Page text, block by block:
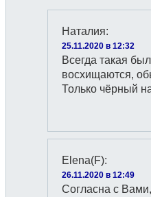
Наталия:
25.11.2020 в 12:32
Всегда такая
восхищаются,
Только чёрный
Elena(F):
26.11.2020 в 12:49
Согласна с